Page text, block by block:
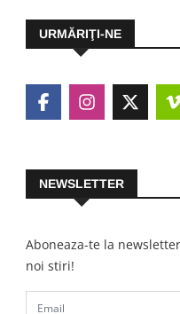
URMĂRIŢI-NE
NEWSLETTER
Aboneaza-te la
noi stiri!